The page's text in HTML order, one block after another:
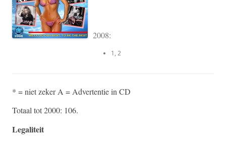
2008:
1, 2
* = niet zeker A = Advertentie in CD
Totaal tot 2000: 106.
Legaliteit